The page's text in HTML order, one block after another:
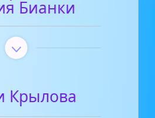
Бианки
Крылова